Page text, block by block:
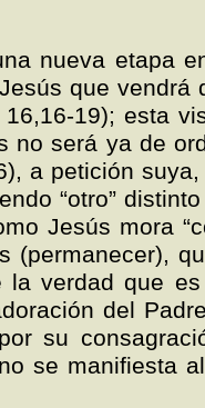
nueva etapa
que vendrá
19); esta
no será ya de
a petición
“otro”
Jesús mora
(permanecer),
verdad que
del
su
se manifiesta